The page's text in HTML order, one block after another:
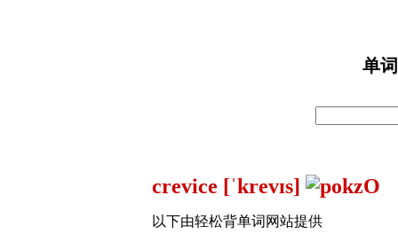
单
crevice [ˈkrevɪs]
以下由轻松背单词网站提供